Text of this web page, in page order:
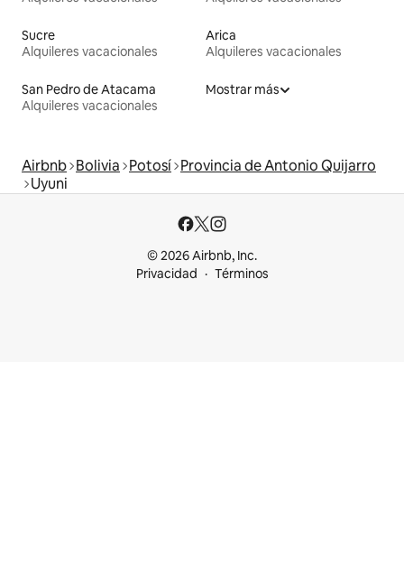
Sucre
Alquileres vacacionales
Arica
Alquileres vacacionales
San Pedro de Atacama
Alquileres vacacionales
Mostrar más
Airbnb Bolivia Potosí Provincia de Antonio Quijarro
Uyuni
© 2026 Airbnb, Inc.
Privacidad
Términos